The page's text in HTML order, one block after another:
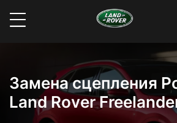
Замена сцепления
Land Rover